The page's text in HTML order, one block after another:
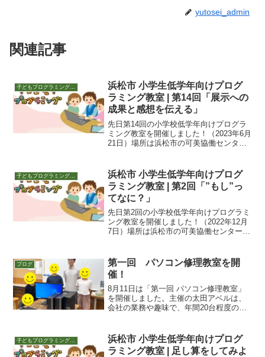
yutosei_admin
関連記事
子どもプログラミング教室 活動
浜松市 小学生低学年向けプログ
ラミング教室 | 第14回「展示への
成果と感想を伝える」
先日第14回の小学校低学年向けプログラ
ミング教室を開催しました！（2023年6月
21日）場所は浜松市の可美協働センタ
17日「可美おやこ講座 はじめての...
浜松市 小学生低学年向けプログ
ラミング教室 | 第2回「”もし”っ
てなに？」
先日第2回の小学校低学年向けプログラミ
ング教室を開催しました！（2022年12月
7日）場所は浜松市の可美協働センター。
コンなりを持ってきてくれ、ひとり1台の
環...
ブログ
第一回 パソコン修理教室を開
催！
8月11日は「第一回 パソコン修理教室」
を開催しました。主催の太田アベルは、
会社の業務や趣味で、年間20台程度のパ
うという企画になります。参加者は4人。
（パソコンが3台...
子どもプログラミング教室 活動
浜松市 小学生低学年向けプログ
ラミング教室 | 足し算をしてみよ